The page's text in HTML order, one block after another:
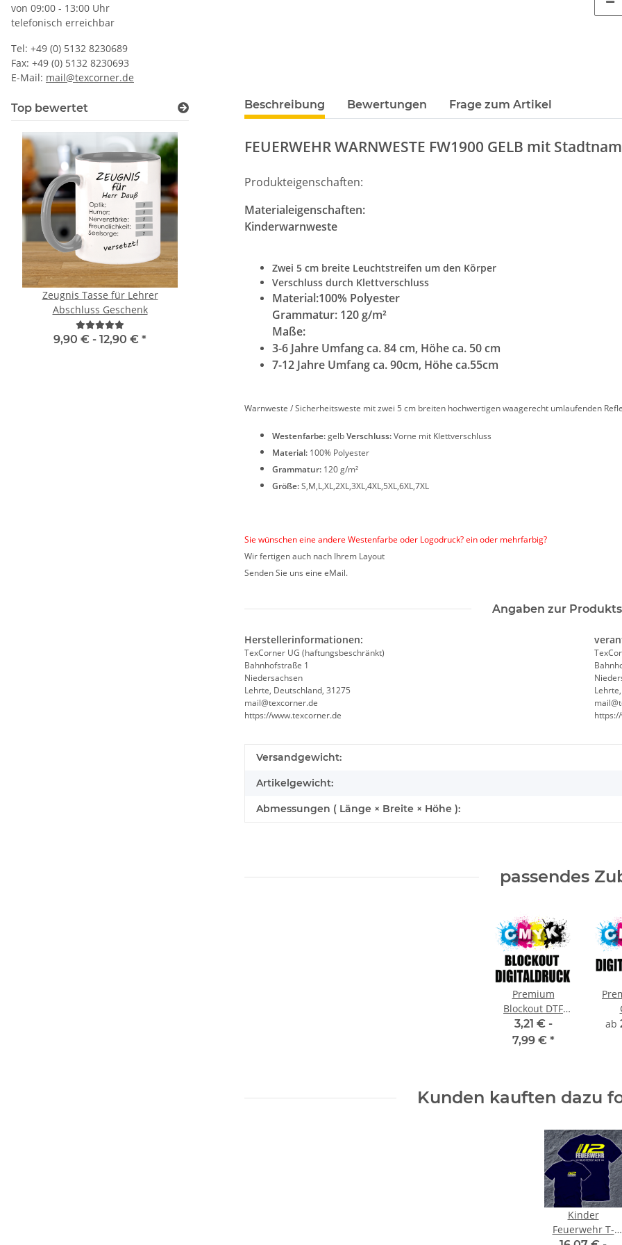
Beschreibung Bewertungen Frage zum Artikel
FEUERWEHR WARNWESTE FW1900 GELB mit
Produkteigenschaften:
Materialeigenschaften:
Kinderwarnweste
Zwei 5 cm breite Leuchtstreifen um den Körper
Verschluss durch Klettverschluss
Material:100% Polyester
Grammatur: 120 g/m²
Maße:
3-6 Jahre Umfang ca. 84 cm, Höhe ca. 50 cm
7-12 Jahre Umfang ca. 90cm, Höhe ca.55cm
Warnweste / Sicherheitsweste mit zwei 5 cm breiten hochwertigen waagerecht umlaufenden
Westenfarbe:gelbVerschluss:Vorne mit Klettverschluss
Material: 100% Polyester
Grammatur: 120 g/m²
Größe:S,M,L,XL,2XL,3XL,4XL,5XL,6XL,7XL
Sie wünschen eine andere Westenfarbe oder Logodruck? ein oder mehrfarbig?
Wir fertigen auch nach Ihrem Layout
Senden Sie uns eine eMail.
Angaben zur
Herstellerinformationen:
TexCorner UG (haftungsbeschränkt)
Bahnhofstraße 1
Niedersachsen
Lehrte, Deutschland, 31275
mail@texcorner.de
https://www.texcorner.de
Versandgewicht:
Artikelgewicht:
Abmessungen ( Länge × Breite × Höhe ):
passendes
Premium
Blockout DTF
Digitaldruck
CMYK
3,21 € -
7,99 € *
ab
Kunden kauften dazu
Kinder
Feuerwehr T-
von 09:00 - 13:00 Uhr
telefonisch erreichbar
Tel: +49 (0) 5132 8230689
Fax: +49 (0) 5132 8230693
E-Mail: mail@texcorner.de
Top bewertet
Zeugnis Tasse für Lehrer
Abschluss Geschenk
9,90 € - 12,90 € *
Brandschutz BEAUFTRAGTER
Piktogramm Warnweste rot/gelb
mit vielen Taschen S-3XL
"BRAND22 Linie"
11,18 € -24,90 €
Evakuierungshelfer Piktogramm